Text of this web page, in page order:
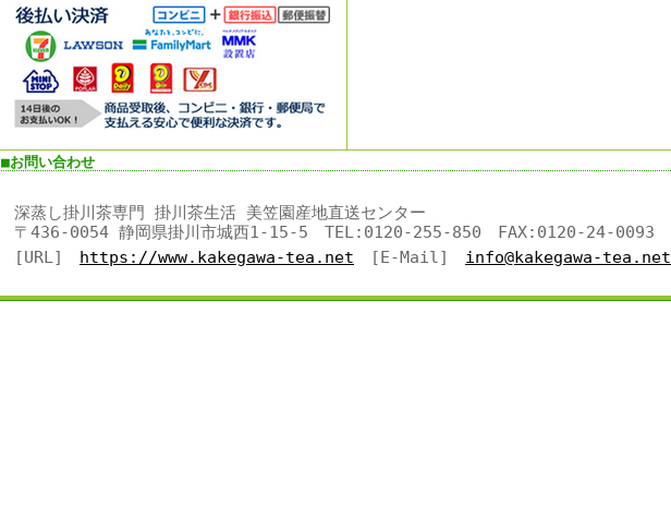
■お問い合わせ
深蒸し掛川茶専門 掛川茶生活 美笠園産地直送センター
〒436-0054 静岡県掛川市城西1-15-5 TEL:0120-255-850 FAX:0120-24-0093
[URL] https://www.kakegawa-tea.net [E-Mail] info@kakegawa-tea.net